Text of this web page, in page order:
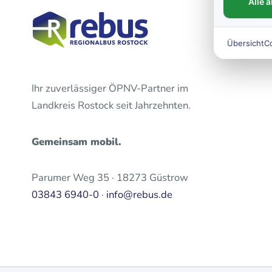
Ihr zuverlässiger ÖPNV-Partner im
Landkreis Rostock seit Jahrzehnten.
Gemeinsam mobil.
Parumer Weg 35 · 18273 Güstrow
03843 6940-0 · info@rebus.de
Übersicht